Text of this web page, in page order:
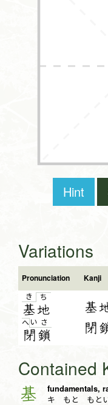
Hint
Variations
Pronunciation Kanji
き
基
ち
地
へ い
閉
さ
鎖
基
閉
Contained
基 fundamentals,
キ もと もと